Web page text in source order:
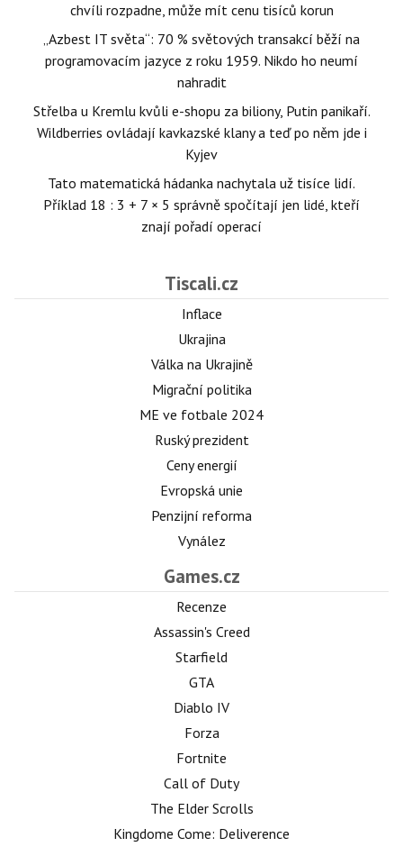
chvíli rozpadne, může mít cenu tisíců korun
„Azbest IT světa“: 70 % světových transakcí běží na
programovacím jazyce z roku 1959. Nikdo ho neumí
nahradit
Střelba u Kremlu kvůli e-shopu za biliony, Putin panikaří.
Wildberries ovládají kavkazské klany a teď po něm jde i
Kyjev
Tato matematická hádanka nachytala už tisíce lidí.
Příklad 18 : 3 + 7 × 5 správně spočítají jen lidé, kteří
znají pořadí operací
Tiscali.cz
Inflace
Ukrajina
Válka na Ukrajině
Migrační politika
ME ve fotbale 2024
Ruský prezident
Ceny energií
Evropská unie
Penzijní reforma
Vynález
Games.cz
Recenze
Assassin's Creed
Starfield
GTA
Diablo IV
Forza
Fortnite
Call of Duty
The Elder Scrolls
Kingdome Come: Deliverence